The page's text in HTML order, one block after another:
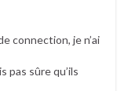
connection, je n’ai
pas sûre qu’ils